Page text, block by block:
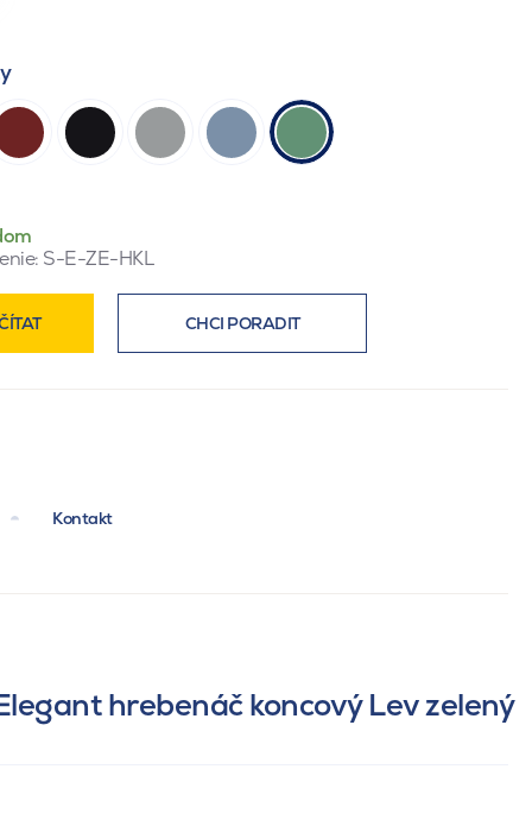
S-E-ZE-HKL
CHCI PORADIT
Kontakt
hrebenáč koncový Lev zelený